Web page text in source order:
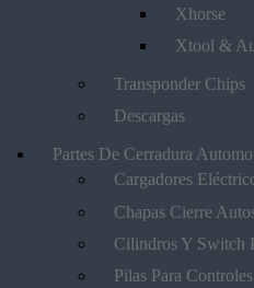
Xhorse
Xtool &
Transponder Chips
Descargas
Partes De Cerradura
Cargadores
Chapas Cierre
Cilindros Y Switch
Pilas Para Controles